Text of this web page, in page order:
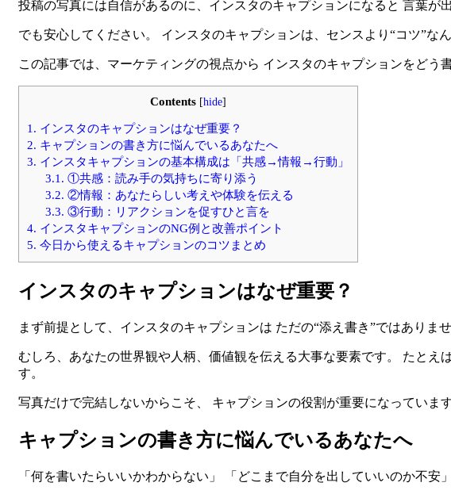
投稿の写真には自信があるのに、インスタのキャプションになると 言葉が
でも安心してください。 インスタのキャプションは、センスより“コツ”な
この記事では、マーケティングの視点から インスタのキャプションをどう
Contents [hide]
1. インスタのキャプションはなぜ重要？
2. キャプションの書き方に悩んでいるあなたへ
3. インスタキャプションの基本構成は「共感→情報→行動」
3.1. ①共感：読み手の気持ちに寄り添う
3.2. ②情報：あなたらしい考えや体験を伝える
3.3. ③行動：リアクションを促すひと言を
4. インスタキャプションのNG例と改善ポイント
5. 今日から使えるキャプションのコツまとめ
インスタのキャプションはなぜ重要？
まず前提として、インスタのキャプションは ただの“添え書き”ではありませ
むしろ、あなたの世界観や人柄、価値観を伝える大事な要素です。 たと
す。
写真だけで完結しないからこそ、 キャプションの役割が重要になっています
キャプションの書き方に悩んでいるあなたへ
「何を書いたらいいかわからない」 「どこまで自分を出していいのか不安